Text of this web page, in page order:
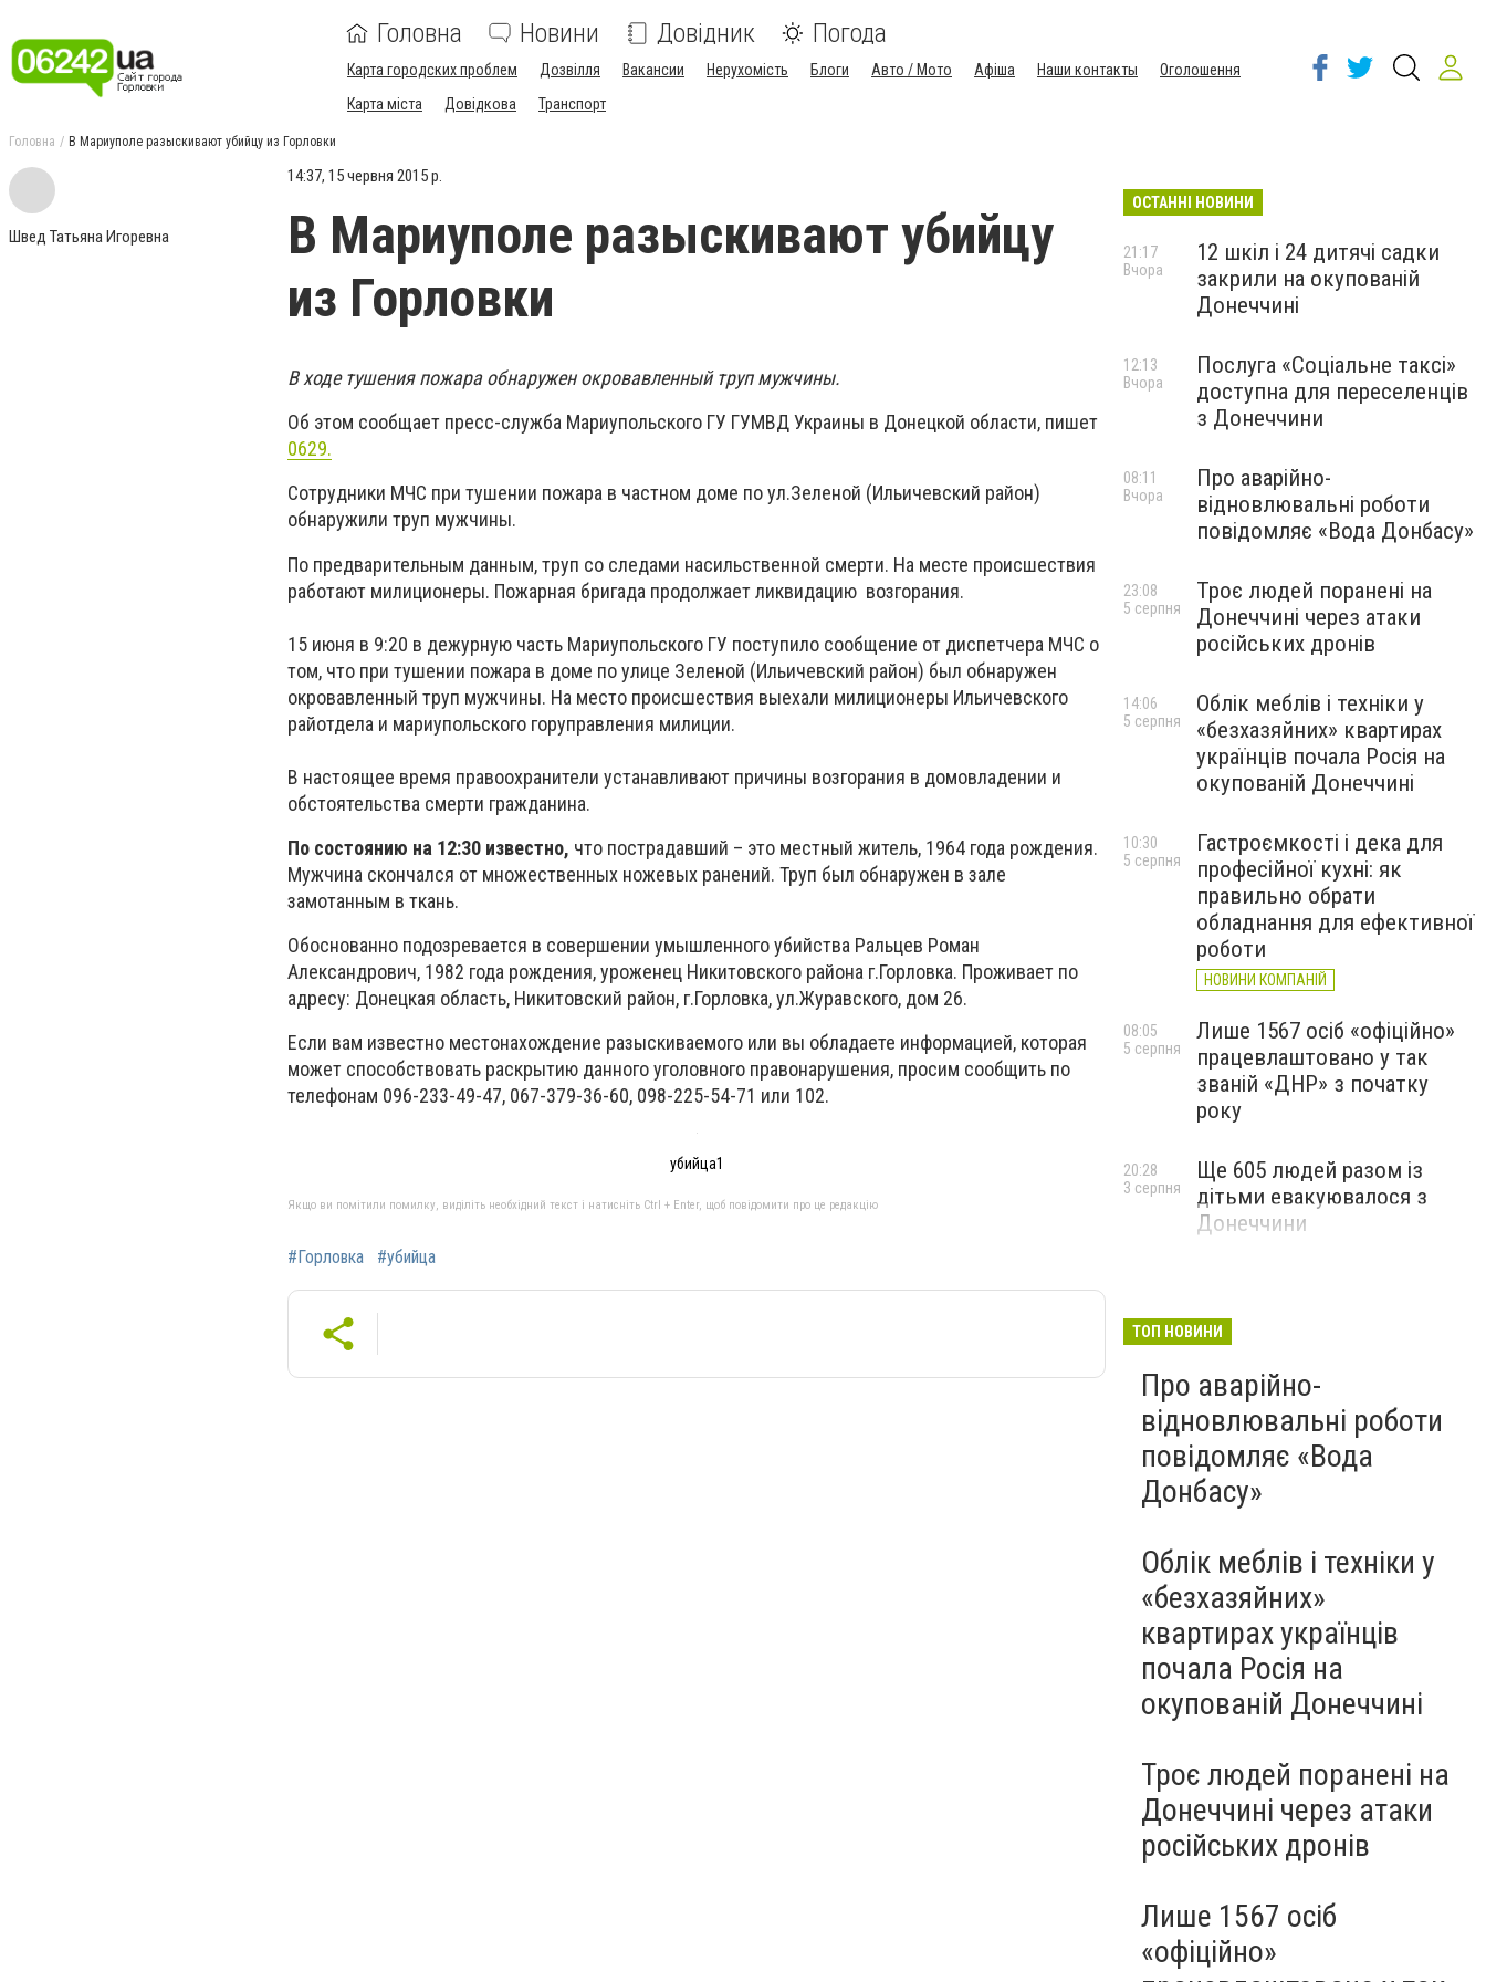
Головна Новини Довідник Погода
Карта городских проблем Дозвілля Вакансии Нерухомість Блоги Авто / Мото Афіша Наши контакты
Оголошення
Карта міста
Довідкова Транспорт
Головна В Мариуполе разыскивают убийцу из Горловки
Швед Татьяна Игоревна
14:37, 15 червня 2015 р.
В Мариуполе разыскивают убийцу
из Горловки
В ходе тушения пожара обнаружен окровавленный труп мужчины.
Об этом сообщает пресс-служба Мариупольского ГУ ГУМВД Украины в Донецкой области, пишет
0629.
Сотрудники МЧС при тушении пожара в частном доме по ул.Зеленой (Ильичевский район)
обнаружили труп мужчины.
По предварительным данным, труп со следами насильственной смерти. На месте происшествия
работают милиционеры. Пожарная бригада продолжает ликвидацию возгорания.
15 июня в 9:20 в дежурную часть Мариупольского ГУ поступило сообщение от диспетчера МЧС о
том, что при тушении пожара в доме по улице Зеленой (Ильичевский район) был обнаружен
окровавленный труп мужчины. На место происшествия выехали милиционеры Ильичевского
райотдела и мариупольского горуправления милиции.
В настоящее время правоохранители устанавливают причины возгорания в домовладении и
обстоятельства смерти гражданина.
По состоянию на 12:30 известно, что пострадавший – это местный житель, 1964 года рождения.
Мужчина скончался от множественных ножевых ранений. Труп был обнаружен в зале
замотанным в ткань.
Обоснованно подозревается в совершении умышленного убийства Ральцев Роман
Александрович, 1982 года рождения, уроженец Никитовского района г.Горловка. Проживает по
адресу: Донецкая область, Никитовский район, г.Горловка, ул.Журавского, дом 26.
Если вам известно местонахождение разыскиваемого или вы обладаете информацией, которая
может способствовать раскрытию данного уголовного правонарушения, просим сообщить по
телефонам 096-233-49-47, 067-379-36-60, 098-225-54-71 или 102.
убийца1
Якщо ви помітили помилку, виділіть необхідний текст і натисніть Ctrl + Enter, щоб повідомити про це редакцію
#Горловка #убийца
ОСТАННІ НОВИНИ
12 шкіл і 24 дитячі садки
закрили на окупованій
Донеччині
21:17
Вчора
Послуга «Соціальне таксі»
доступна для переселенців
з Донеччини
12:13
Вчора
Про аварійно-
відновлювальні роботи
повідомляє «Вода Донбасу»
08:11
Вчора
Троє людей поранені на
Донеччині через атаки
російських дронів
23:08
5 серпня
Облік меблів і техніки у
«безхазяйних» квартирах
українців почала Росія на
окупованій Донеччині
14:06
5 серпня
Гастроємкості і дека для
професійної кухні: як
правильно обрати
обладнання для ефективної
роботи
НОВИНИ КОМПАНІЙ
10:30
5 серпня
Лише 1567 осіб «офіційно»
працевлаштовано у так
званій «ДНР» з початку
року
08:05
5 серпня
Ще 605 людей разом із
дітьми евакуювалося з
Донеччини
20:28
3 серпня
ТОП НОВИНИ
Про аварійно-
відновлювальні роботи
повідомляє «Вода
Донбасу»
Облік меблів і техніки у
«безхазяйних»
квартирах українців
почала Росія на
окупованій Донеччині
Троє людей поранені на
Донеччині через атаки
російських дронів
Лише 1567 осіб
«офіційно»